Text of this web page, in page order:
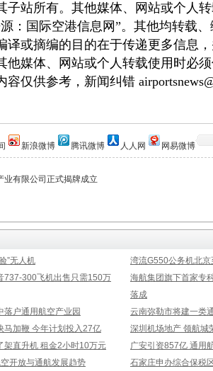
子站所有。其他媒体、网站或个人
：国际空港信息网”。其他均转载
译或摘编的目的在于传递更多信息
他媒体、网站或个人转载使用时必
容仅供参考，新闻纠错
新浪微博 腾讯微博 人人网 网易微博
业有限公司正式揭牌成立
”无人机
湾流G550公务机北
737-300飞机出售只需150万
海航集团旗下首家专
落成
落户通用航空产业园
云南弥勒市将建一类
马加鞭 今年计划投入27亿
深圳机场地产 领航城
架直升机 租金2小时10万元
广安引资857亿 通用
开放与通航发展趋势
石家庄申办综合保税